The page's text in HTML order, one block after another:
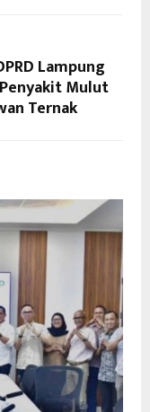
Lampung
Mulut
Ternak